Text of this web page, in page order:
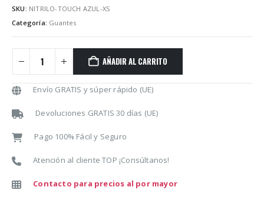
SKU: NITRILO-TOUCH AZUL-XS
Categoría: Guantes
AÑADIR AL CARRITO
Envío GRATIS y súper rápido (UE)
Devoluciones GRATIS 30 días (UE)
Pago 100% Fácil y Seguro
Atención al cliente TOP ¡Consúltanos!
Contacto para precios al por mayor